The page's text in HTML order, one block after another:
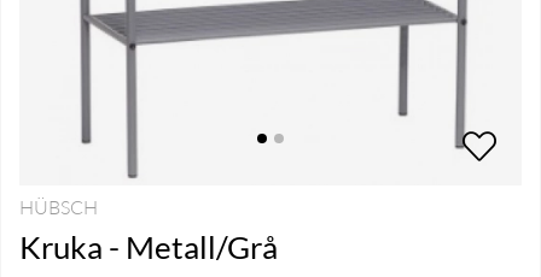
HÜBSCH
Kruka - Metall/Grå